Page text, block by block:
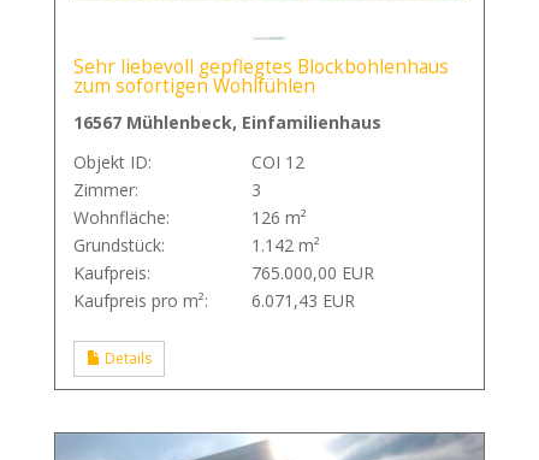
Sehr liebevoll gepflegtes Blockbohlenhaus
zum sofortigen Wohlfühlen
16567 Mühlenbeck, Einfamilienhaus
Objekt ID:
COI 12
Zimmer:
3
Wohnfläche:
126 m²
Grundstück:
1.142 m²
Kaufpreis:
765.000,00 EUR
Kaufpreis pro m²:
6.071,43 EUR
Details